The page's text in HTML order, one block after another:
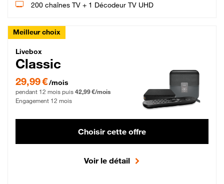
200 chaînes TV + 1 Décodeur TV UHD
Meilleur choix
Livebox Classic Fibre
Livebox
Classic
29,99 € par mois pendant 12 mois puis 42,99 € par mois, Engagement 12 mois
29,99 €/mois
pendant 12 mois puis 42,99 €/mois
Engagement 12 mois
Choisir cette offre
Voir le détail